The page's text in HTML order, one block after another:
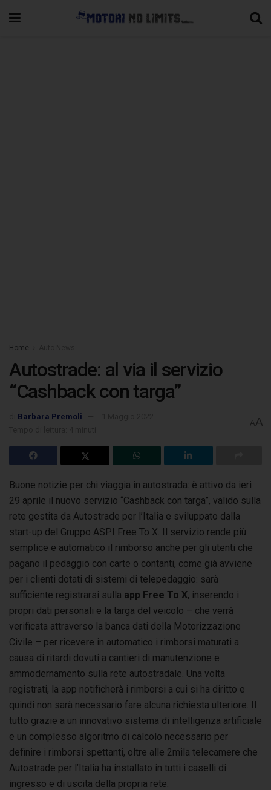
Home
Autostrade: al via il servizio
“Cashback con targa”
Barbara Premoli
AA
Buone notizie per chi viaggia in autostrada: è attivo da ieri
29 aprile il nuovo servizio “Cashback con targa”, valido sulla
rete gestita da Autostrade per l’Italia e sviluppato dalla
start-up del Gruppo ASPI Free To X. Il servizio rende più
semplice e automatico il rimborso anche per gli utenti che
pagano il pedaggio con carte o contanti, come già avviene
per i clienti dotati di sistemi di telepedaggio: sarà
sufficiente registrarsi sulla app Free To X, inserendo i
propri dati personali e la targa del veicolo – che verrà
verificata attraverso la banca dati della Motorizzazione
Civile – per ricevere in automatico i rimborsi maturati a
causa di ritardi dovuti a cantieri di manutenzione e
ammodernamento sulla rete autostradale. Una volta
registrati, la app notificherà i rimborsi a cui si ha diritto e
quindi non sarà necessario fare alcuna richiesta ulteriore. Il
tutto grazie a un innovativo sistema di intelligenza artificiale
e un complesso algoritmo di calcolo necessario per
definire i rimborsi spettanti, oltre alle 2mila telecamere che
Autostrade per l’Italia ha installato in tutti i caselli di
ingresso e di uscita della propria rete.